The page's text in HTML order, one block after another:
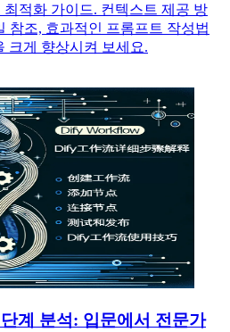
최적화 가이드. 컨텍스트 제공 방
참조, 효과적인 프롬프트 작성법
크게 향상시켜 보세요.
계 분석: 입문에서 전문가